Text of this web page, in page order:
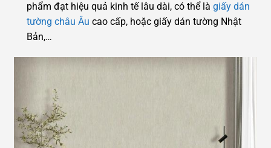
phẩm đạt hiệu quả kinh tế lâu dài, có thể là giấy dán
tường châu Âu cao cấp, hoặc giấy dán tường Nhật
Bản,…